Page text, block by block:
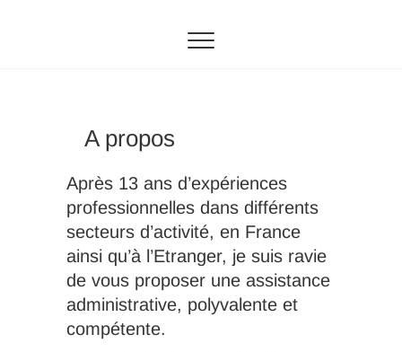
ADFORSITIS
A propos
Après 13 ans d’expériences
professionnelles dans différents
secteurs d’activité, en France
ainsi qu’à l’Etranger, je suis ravie
de vous proposer une assistance
administrative, polyvalente et
compétente.